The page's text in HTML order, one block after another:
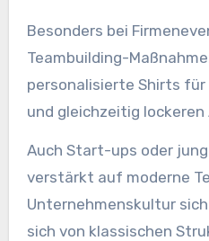
Besonders bei
Teambuilding-
personalisierte Shirts
und gleichzeitig
Auch Start-ups oder
verstärkt auf moderne
Unternehmenskultur
sich von klassischen